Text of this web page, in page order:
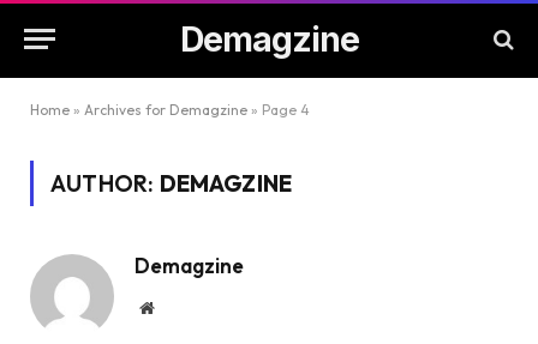
Demagzine
Home » Archives for Demagzine » Page 4
AUTHOR: DEMAGZINE
Demagzine
Website